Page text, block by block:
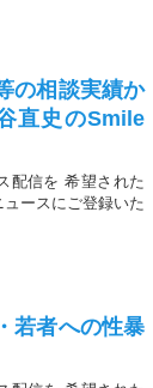
の相談実績か
直史のSmile
配信を 希望された
ースにご登録いた
若者への性暴